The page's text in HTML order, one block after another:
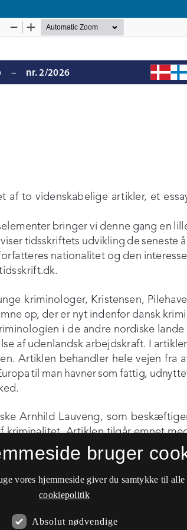
bruger
vores hjemmeside giver du samtykke til
cookiepolitik
Absolut nødvendige